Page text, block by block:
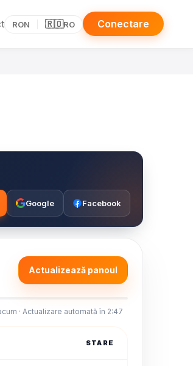
RON 🇷🇴RO Conectare
Google Facebook
Actualizează panoul
· Actualizare automată în 2:46
STARE